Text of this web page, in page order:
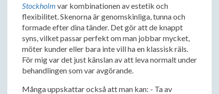
Stockholm var kombinationen av estetik och
flexibilitet. Skenorna är genomskinliga, tunna och
formade efter dina tänder. Det gör att de knappt
syns, vilket passar perfekt om man jobbar mycket,
möter kunder eller bara inte vill ha en klassisk räls.
För mig var det just känslan av att leva normalt under
behandlingen som var avgörande.
Många uppskattar också att man kan: - Ta av